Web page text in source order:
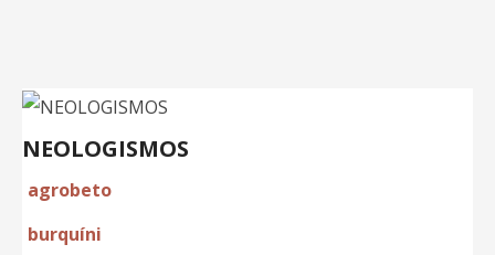
NEOLOGISMOS
agrobeto
burquíni